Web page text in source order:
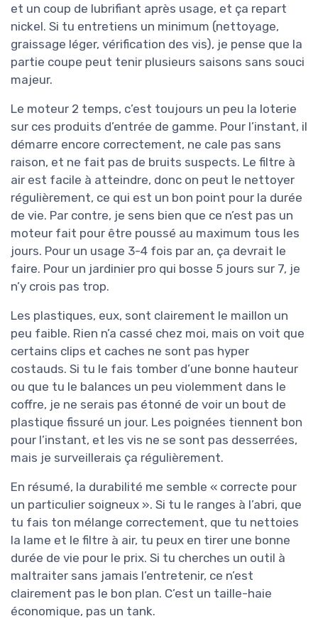
et un coup de lubrifiant après usage, et ça repart
nickel. Si tu entretiens un minimum (nettoyage,
graissage léger, vérification des vis), je pense que la
partie coupe peut tenir plusieurs saisons sans souci
majeur.
Le moteur 2 temps, c’est toujours un peu la loterie
sur ces produits d’entrée de gamme. Pour l’instant, il
démarre encore correctement, ne cale pas sans
raison, et ne fait pas de bruits suspects. Le filtre à
air est facile à atteindre, donc on peut le nettoyer
régulièrement, ce qui est un bon point pour la durée
de vie. Par contre, je sens bien que ce n’est pas un
moteur fait pour être poussé au maximum tous les
jours. Pour un usage 3-4 fois par an, ça devrait le
faire. Pour un jardinier pro qui bosse 5 jours sur 7, je
n’y crois pas trop.
Les plastiques, eux, sont clairement le maillon un
peu faible. Rien n’a cassé chez moi, mais on voit que
certains clips et caches ne sont pas hyper
costauds. Si tu le fais tomber d’une bonne hauteur
ou que tu le balances un peu violemment dans le
coffre, je ne serais pas étonné de voir un bout de
plastique fissuré un jour. Les poignées tiennent bon
pour l’instant, et les vis ne se sont pas desserrées,
mais je surveillerais ça régulièrement.
En résumé, la durabilité me semble « correcte pour
un particulier soigneux ». Si tu le ranges à l’abri, que
tu fais ton mélange correctement, que tu nettoies
la lame et le filtre à air, tu peux en tirer une bonne
durée de vie pour le prix. Si tu cherches un outil à
maltraiter sans jamais l’entretenir, ce n’est
clairement pas le bon plan. C’est un taille-haie
économique, pas un tank.